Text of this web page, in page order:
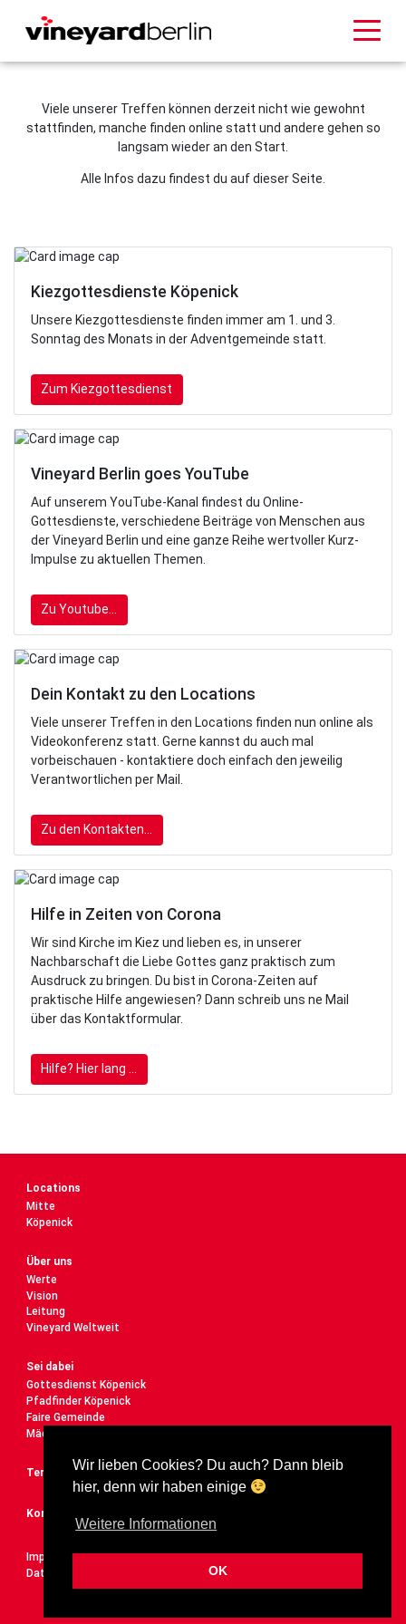
Wir lieben Cookies? Du auch? Dann bleib
hier, denn wir haben einige
Weitere Informationen
OK
Viele unserer Treffen können derzeit nicht wie gewohnt
stattfinden, manche finden online statt und andere gehen so
langsam wieder an den Start.
Alle Infos dazu findest du auf dieser Seite.
Kiezgottesdienste Köpenick
Unsere Kiezgottesdienste finden immer am 1. und 3.
Sonntag des Monats in der Adventgemeinde statt.
Zum Kiezgottesdienst
Vineyard Berlin goes YouTube
Auf unserem YouTube-Kanal findest du Online-
Gottesdienste, verschiedene Beiträge von Menschen aus
der Vineyard Berlin und eine ganze Reihe wertvoller Kurz-
Impulse zu aktuellen Themen.
Zu Youtube...
Dein Kontakt zu den Locations
Viele unserer Treffen in den Locations finden nun online als
Videokonferenz statt. Gerne kannst du auch mal
vorbeischauen - kontaktiere doch einfach den jeweilig
Verantwortlichen per Mail.
Zu den Kontakten...
Hilfe in Zeiten von Corona
Wir sind Kirche im Kiez und lieben es, in unserer
Nachbarschaft die Liebe Gottes ganz praktisch zum
Ausdruck zu bringen. Du bist in Corona-Zeiten auf
praktische Hilfe angewiesen? Dann schreib uns ne Mail
über das Kontaktformular.
Hilfe? Hier lang ...
Locations
Mitte
Köpenick
Über uns
Werte
Vision
Leitung
Vineyard Weltweit
Sei dabei
Gottesdienst Köpenick
Pfadfinder Köpenick
Faire Gemeinde
Mädelstreff
Termine
Kontakt
Impressum
Datenschutz